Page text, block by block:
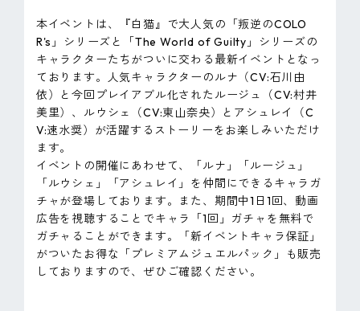
本イベントは、『白猫』で大人気の「叛逆のCOLO
R's」シリーズと「The World of Guilty」シリーズの
キャラクターたちがついに交わる最新イベントとなっ
ております。人気キャラクターのルナ（CV:石川由
依）と今回プレイアブル化されたルージュ（CV:村井
美里）、ルウシェ（CV:東山奈央）とアシュレイ（C
V:速水奨）が活躍するストーリーをお楽しみいただけ
ます。
イベントの開催にあわせて、「ルナ」「ルージュ」
「ルウシェ」「アシュレイ」を仲間にできるキャラガ
チャが登場しております。また、期間中1日1回、動画
広告を視聴することでキャラ「1回」ガチャを無料で
ガチャることができます。「新イベントキャラ保証」
がついたお得な「プレミアムジュエルパック」も販売
しておりますので、ぜひご確認ください。